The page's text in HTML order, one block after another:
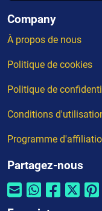
Company
À propos de nous
Politique de cookies
Politique de
Conditions
Programme
Partagez-nous